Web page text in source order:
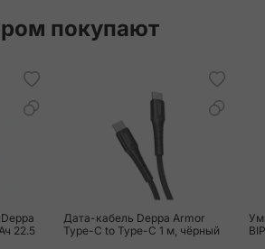
покупают
22.5
Дата-кабель Deppa Armor
Type-C to Type-C 1 м, чёрный